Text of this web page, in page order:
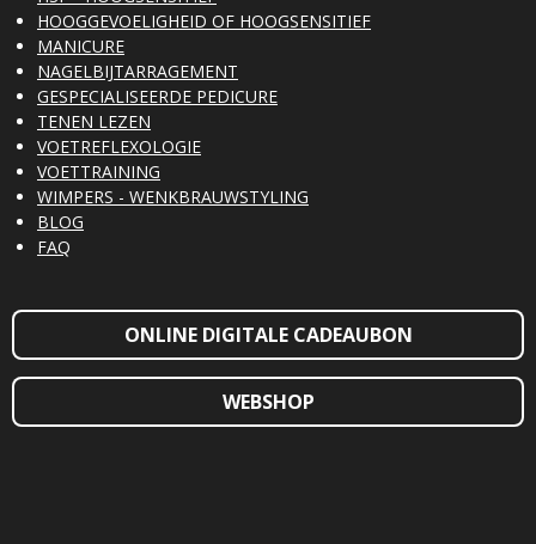
HOOGGEVOELIGHEID OF HOOGSENSITIEF
MANICURE
NAGELBIJTARRAGEMENT
GESPECIALISEERDE PEDICURE
TENEN LEZEN
VOETREFLEXOLOGIE
VOETTRAINING
WIMPERS - WENKBRAUWSTYLING
BLOG
FAQ
ONLINE DIGITALE CADEAUBON
WEBSHOP